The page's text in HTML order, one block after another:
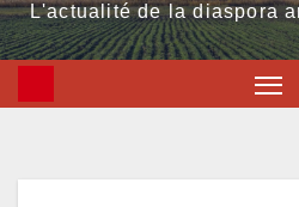
L'actualité de la diaspora